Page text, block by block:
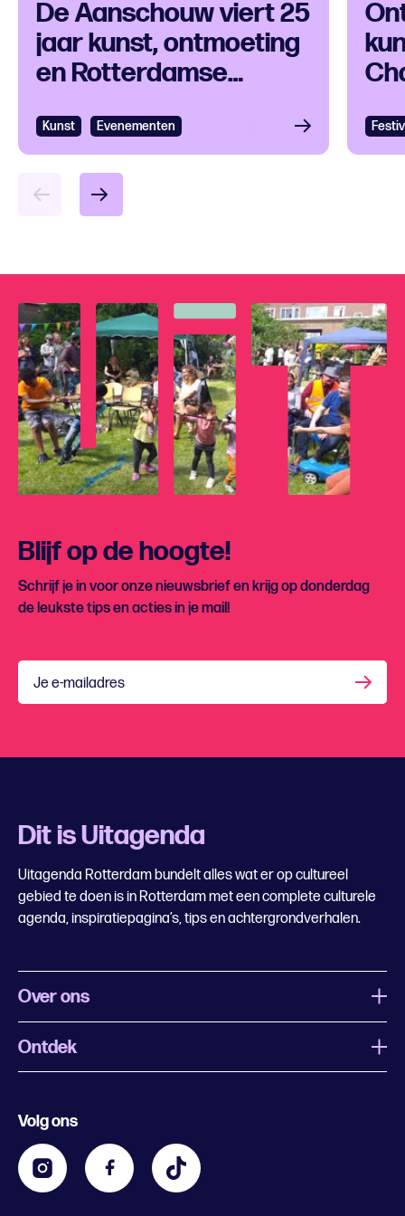
De Aanschouw viert 25
jaar kunst, ontmoeting
en Rotterdamse
Kunst Evenementen
Bekijken
Blijf op de hoogte!
Schrijf je in voor onze nieuwsbrief en krijg op donderdag
de leukste tips en acties in je mail!
Je e-mailadres
Dit is Uitagenda
Uitagenda Rotterdam bundelt alles wat er op cultureel
gebied te doen is in Rotterdam met een complete culturele
agenda, inspiratiepagina’s, tips en achtergrondverhalen.
Over ons
Wat is Uitagenda Rotterdam
Contact
Zakelijk
Ontdek
Kids
Volg ons